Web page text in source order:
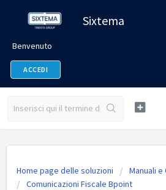
Sixtema
Benvenuto
ACCEDI
Home page delle soluzioni
Manuali
Comunicazioni Fiscale Bpoint